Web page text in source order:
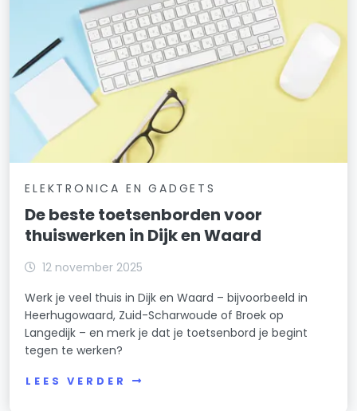
ELEKTRONICA EN GADGETS
De beste toetsenborden voor
thuiswerken in Dijk en Waard
12 november 2025
Werk je veel thuis in Dijk en Waard – bijvoorbeeld in
Heerhugowaard, Zuid-Scharwoude of Broek op
Langedijk – en merk je dat je toetsenbord je begint
tegen te werken?
LEES VERDER